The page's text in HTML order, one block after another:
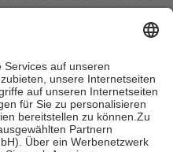
in Höhe von zehn
nie mehr als die tatsächlichen
für Online-Apotheken.
beträgt die
sowie zehn Euro je